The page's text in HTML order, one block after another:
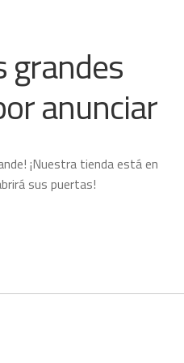
grandes
anunciar
¡Nuestra tienda está en
sus puertas!